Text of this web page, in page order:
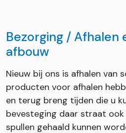
Bezorging / Afhalen
afbouw
Nieuw bij ons is afhalen van
producten voor afhalen
en terug breng tijden die u
bevesteging daar straat
spullen gehaald kunnen